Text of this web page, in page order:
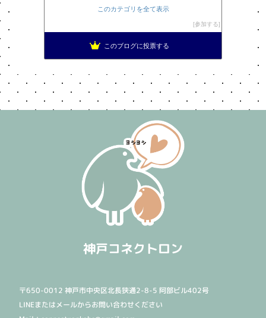
このカテゴリを全て表示
参加する
このブログに投票する
神戸コネクトロン
〒650-0012 神戸市中央区北長狭通2-8-5 阿部ビル402号
LINEまたはメールからお問い合わせください